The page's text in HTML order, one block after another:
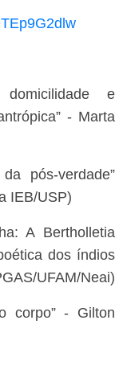
e
- Marta
pós-verdade”
IEB/USP)
A Bertholletia
dos índios
UFAM/Neai)
corpo” - Gilton